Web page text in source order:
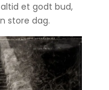
et godt bud,
store dag.